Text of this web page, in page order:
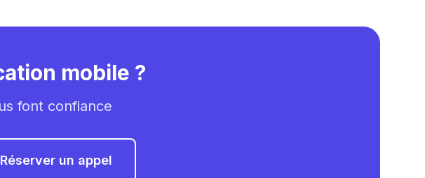
mobile ?
font confiance
Réserver un appel